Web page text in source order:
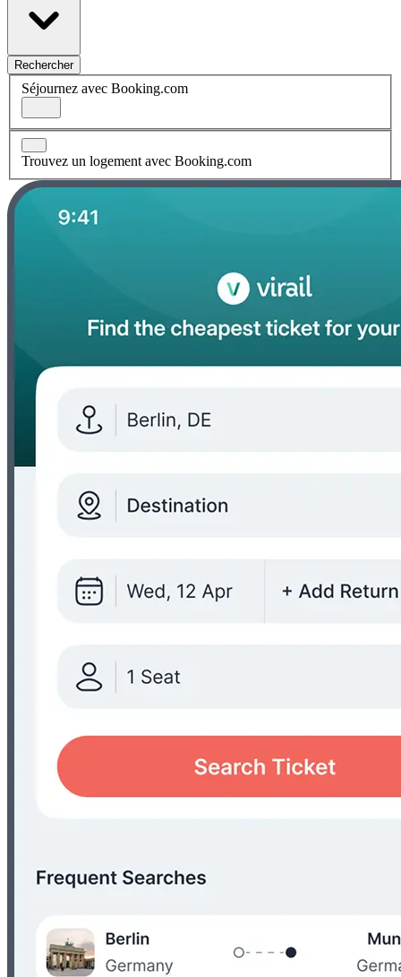
Rechercher
Séjournez avec Booking.com
Trouvez un logement avec Booking.com